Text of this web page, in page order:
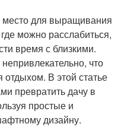
место для выращивания
можно расслабиться,
время с близкими.
что
В этой статье
превратить дачу в
простые и
дизайну.